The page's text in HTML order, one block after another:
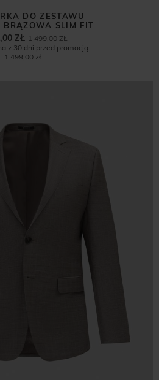
DO ZESTAWU
BRĄZOWA SLIM FIT
1 499,00 ZŁ
ZŁ
z 30 dni przed promocją:
1 499,00 zł